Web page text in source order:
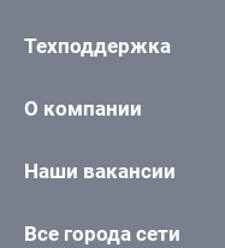
Техподдержка
О компании
Наши вакансии
Все города сети